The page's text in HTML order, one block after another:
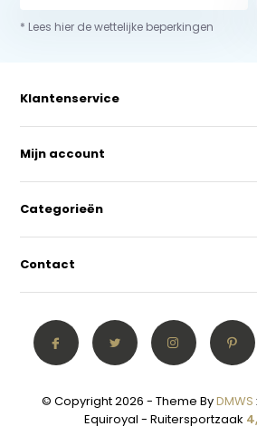
* Lees hier de wettelijke beperkingen
Klantenservice
Mijn account
Categorieën
Contact
© Copyright 2026 - Theme ByDMWS
Equiroyal - Ruitersportzaak